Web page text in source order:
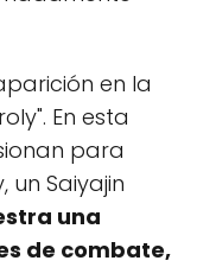
en la
En esta
para
un Saiyajin
una
de combate,